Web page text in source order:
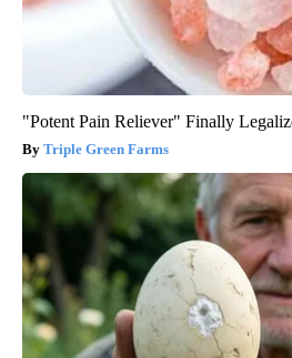
"Potent Pain Reliever" Finally
Triple Green Farms